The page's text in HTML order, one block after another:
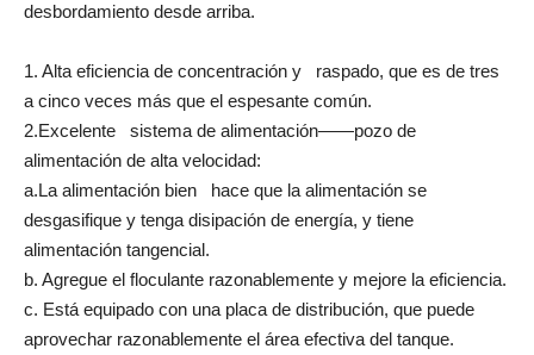
desbordamiento desde arriba.
1. Alta eficiencia de concentración y raspado, que es de tres
a cinco veces más que el espesante común.
2.Excelente sistema de alimentación——pozo de
alimentación de alta velocidad:
a.La alimentación bien hace que la alimentación se
desgasifique y tenga disipación de energía, y tiene
alimentación tangencial.
b. Agregue el floculante razonablemente y mejore la eficiencia.
c. Está equipado con una placa de distribución, que puede
aprovechar razonablemente el área efectiva del tanque.